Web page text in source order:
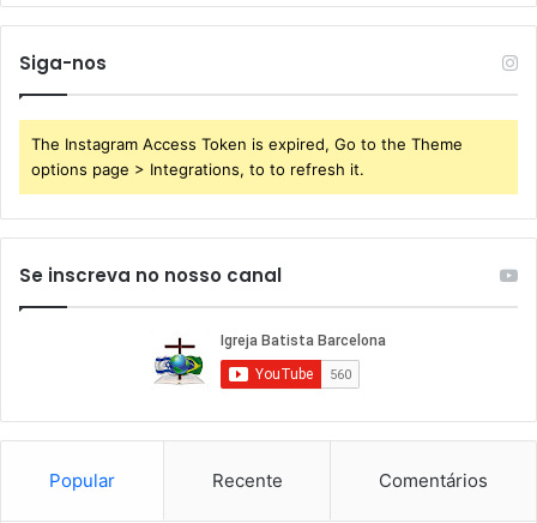
Siga-nos
The Instagram Access Token is expired, Go to the Theme
options page > Integrations, to to refresh it.
Se inscreva no nosso canal
Popular Recente Comentários